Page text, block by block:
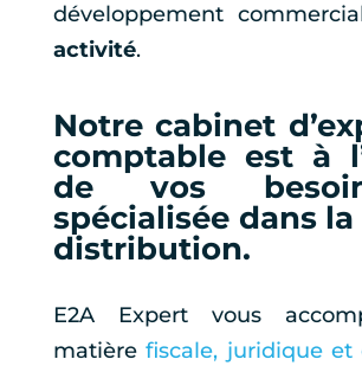
développement
activité.
Notre cabinet
comptable est à
de vos
spécialisée dans
distribution.
E2A Expert vous
matièrefiscale, juridique et